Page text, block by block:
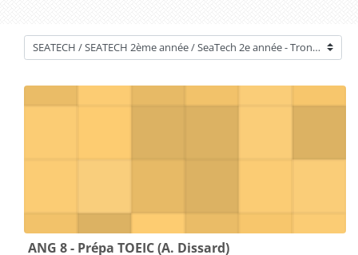
Catégories de cours
ANG 8 - Prépa TOEIC (A. Dissard)